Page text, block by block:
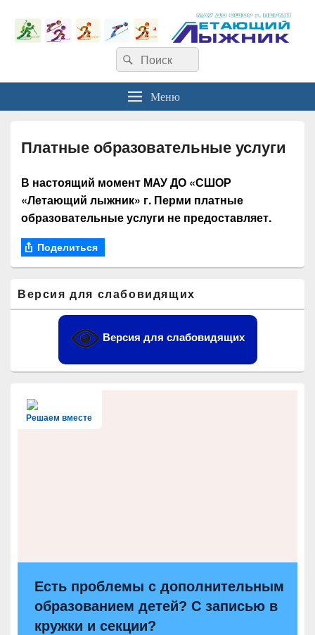
Найти:Поиск
Меню
Платные образовательные услуги
В настоящий момент МАУ ДО «СШОР
«Летающий лыжник» г. Перми платные
образовательные услуги не предоставляет.
Поделиться
основной
боковой
Версия для слабовидящих
Версия для слабовидящих
Решаем вместе
Есть проблемы с дополнительным
образованием детей? С записью в
кружки и секции?